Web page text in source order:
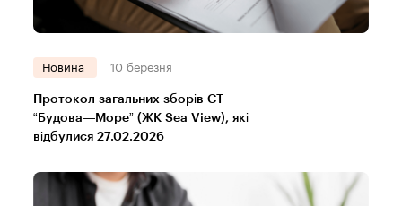
Новина 10 березня
Протокол загальних зборів СТ
“Будова—Море” (ЖК Sea View), які
відбулися 27.02.2026